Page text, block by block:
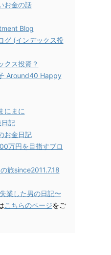
お金の話
Blog
グ (インデックス投
クス投資？
Around40 Happy
にまに
日記
お金日記
万円を目指すブロ
旅since2011.7.18
業した男の日記〜
こちらのページをご